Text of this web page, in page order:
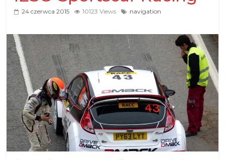
24 czerwca 2015 10123 Views navigation